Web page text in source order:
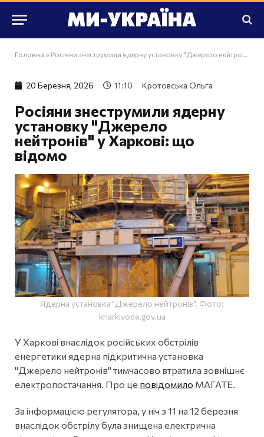
Головна » Росіяни знеструмили ядерну установку "Джерело нейтронів" у Харкові: що відомо
20 Березня, 2026 11:10 Кротовська Ольга
Росіяни знеструмили ядерну
установку "Джерело
нейтронів" у Харкові: що
відомо
Ядерна установка "Джерело нейтронів". Фото:
kharkivoda.gov.ua
У Харкові внаслідок російських обстрілів
енергетики ядерна підкритична установка
"Джерело нейтронів" тимчасово втратила зовнішнє
електропостачання. Про це повідомило МАГАТЕ.
За інформацією регулятора, у ніч з 11 на 12 березня
внаслідок обстрілу була знищена електрична